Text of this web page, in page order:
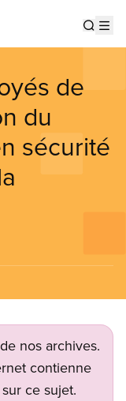
de
du
sécurité
nos archives.
contienne
ce sujet.